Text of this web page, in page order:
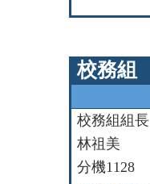
校務組
校務組組長
林祖美
分機1128